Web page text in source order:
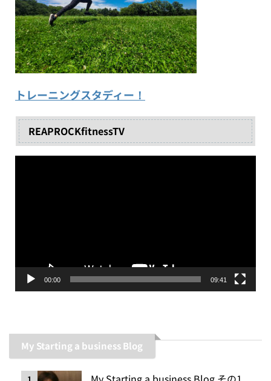
トレーニングスタディー！
REAPROCKfitnessTV
00:00 09:41
My Starting a business Blog